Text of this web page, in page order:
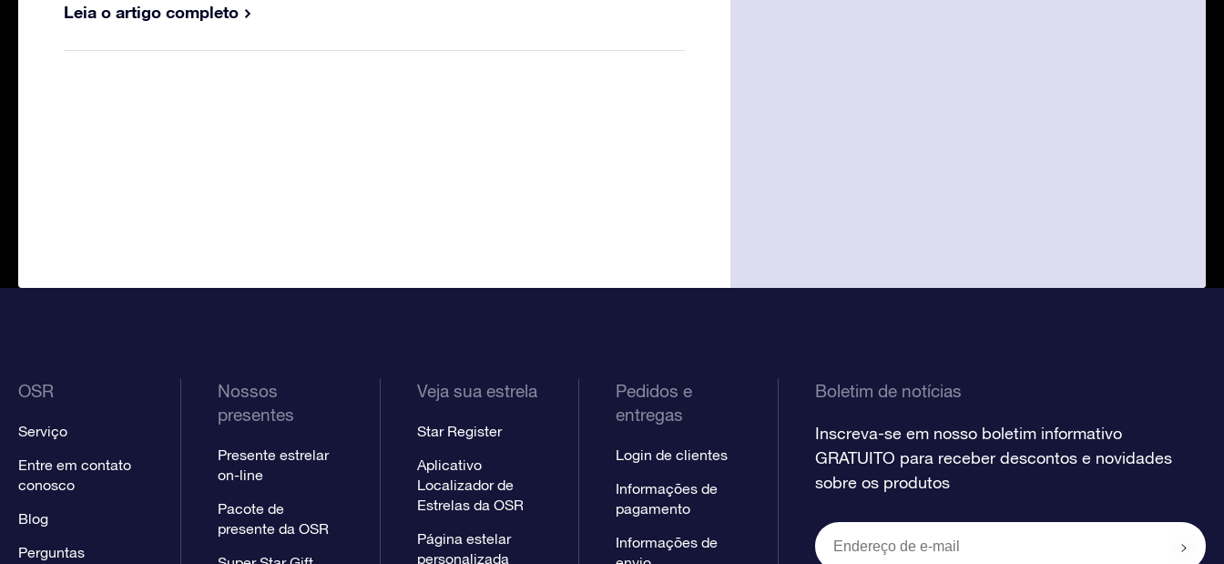
Leia o artigo completo
OSR
Serviço
Entre em contato
conosco
Blog
Perguntas
Nossos
presentes
Presente estrelar
on-line
Pacote de
presente da OSR
Veja sua estrela
Star Register
Aplicativo
Localizador de
Estrelas da OSR
Página estelar
personalizada
Pedidos e
entregas
Login de clientes
Informações de
pagamento
Informações de
Boletim de notícias
Inscreva-se em nosso boletim informativo
GRATUITO para receber descontos e novidades
sobre os produtos